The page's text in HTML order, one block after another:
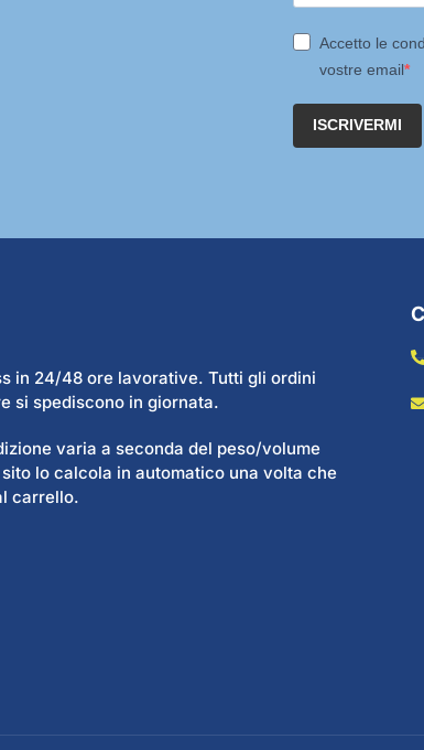
Accetto le
vostre email
ISCRIVERMI
in 24/48 ore lavorative. Tutti gli ordini
si spediscono in giornata.
varia a seconda del peso/volume
lo calcola in automatico una volta che
carrello.